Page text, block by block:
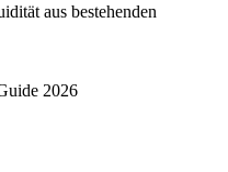
aus bestehenden